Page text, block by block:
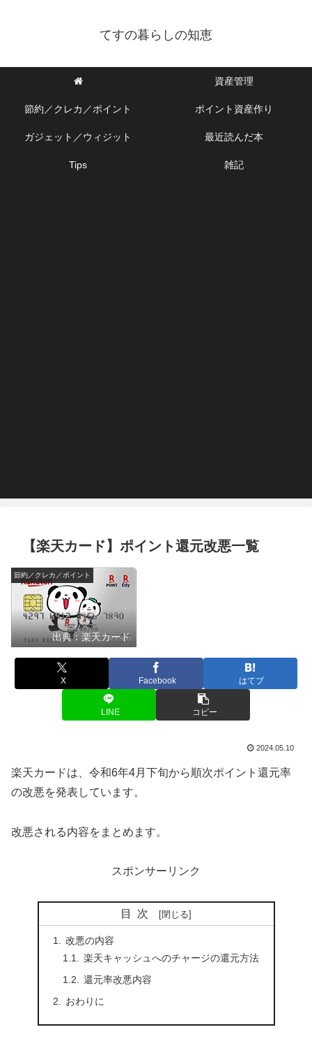
てすの暮らしの知恵
資産管理
節約／クレカ／ポイント ポイント資産作り
ガジェット／ウィジット 最近読んだ本
Tips 雑記
【楽天カード】ポイント還元改悪一覧
節約／クレカ／ポイント
出典：楽天カード
X Facebook はてブ
LINE コピー
2024.05.10
楽天カードは、令和6年4月下旬から順次ポイント還元率
の改悪を発表しています。
改悪される内容をまとめます。
スポンサーリンク
目次
改悪の内容
楽天キャッシュへのチャージの還元方法
還元率改悪内容
おわりに